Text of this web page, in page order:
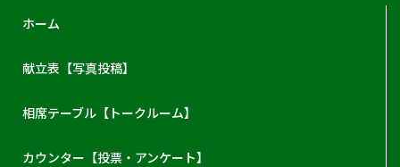
ホーム
献立表【写真投稿】
相席テーブル【トークルーム】
カウンター【投票・アンケート】